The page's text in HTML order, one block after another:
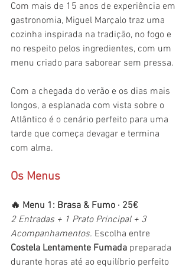
Com mais de 15 anos de experiência em
gastronomia, Miguel Marçalo traz uma
cozinha inspirada na tradição, no fogo e
no respeito pelos ingredientes, com um
menu criado para saborear sem pressa.
Com a chegada do verão e os dias mais
longos, a esplanada com vista sobre o
Atlântico é o cenário perfeito para uma
tarde que começa devagar e termina
com alma.
Os Menus
🔥 Menu 1: Brasa & Fumo · 25€
2 Entradas + 1 Prato Principal + 3
Acompanhamentos. Escolha entre
Costela Lentamente Fumada preparada
durante horas até ao equilíbrio perfeito